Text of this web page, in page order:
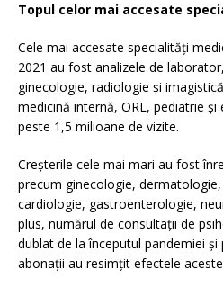
Topul celor mai accesate
Cele mai accesate specialități
2021 au fost analizele de
ginecologie, radiologie și
medicină internă, ORL, pediatrie
peste 1,5 milioane de vizite.
Creșterile cele mai mari au fost
precum ginecologie,
cardiologie, gastroenterologie,
plus, numărul de consultații de
dublat de la începutul pandemiei
abonații au resimțit efectele